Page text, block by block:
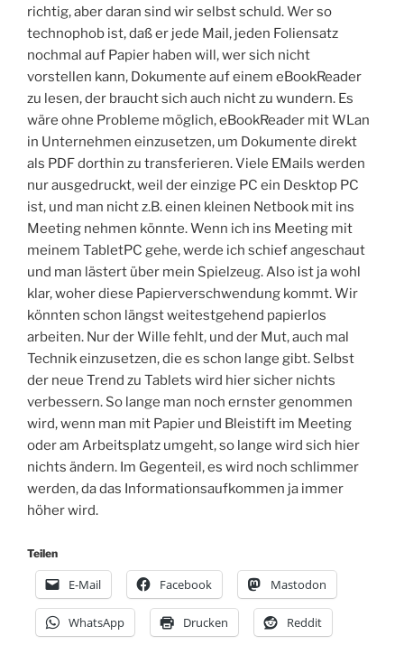
richtig, aber daran sind wir selbst schuld. Wer so
technophob ist, daß er jede Mail, jeden Foliensatz
nochmal auf Papier haben will, wer sich nicht
vorstellen kann, Dokumente auf einem eBookReader
zu lesen, der braucht sich auch nicht zu wundern. Es
wäre ohne Probleme möglich, eBookReader mit WLan
in Unternehmen einzusetzen, um Dokumente direkt
als PDF dorthin zu transferieren. Viele EMails werden
nur ausgedruckt, weil der einzige PC ein Desktop PC
ist, und man nicht z.B. einen kleinen Netbook mit ins
Meeting nehmen könnte. Wenn ich ins Meeting mit
meinem TabletPC gehe, werde ich schief angeschaut
und man lästert über mein Spielzeug. Also ist ja wohl
klar, woher diese Papierverschwendung kommt. Wir
könnten schon längst weitestgehend papierlos
arbeiten. Nur der Wille fehlt, und der Mut, auch mal
Technik einzusetzen, die es schon lange gibt. Selbst
der neue Trend zu Tablets wird hier sicher nichts
verbessern. So lange man noch ernster genommen
wird, wenn man mit Papier und Bleistift im Meeting
oder am Arbeitsplatz umgeht, so lange wird sich hier
nichts ändern. Im Gegenteil, es wird noch schlimmer
werden, da das Informationsaufkommen ja immer
höher wird.
Teilen
E-Mail Facebook Mastodon
WhatsApp Drucken Reddit